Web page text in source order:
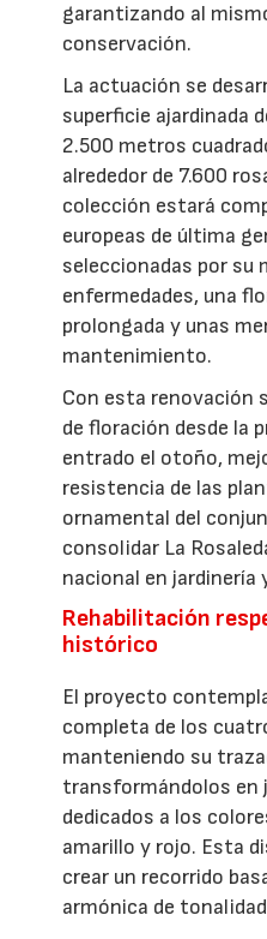
garantizando al
conservación.
La actuación se
superficie ajardinada
2.500 metros
alrededor de 7.600
colección estará
europeas de última
seleccionadas por su
enfermedades, una
prolongada y unas
mantenimiento.
Con esta renovación
de floración desde la
entrado el otoño,
resistencia de las
ornamental del
consolidar La
nacional en jardinería
Rehabilitación
histórico
El proyecto
completa de los
manteniendo su
transformándolos en
dedicados a los
amarillo y rojo. Esta
crear un recorrido
armónica de